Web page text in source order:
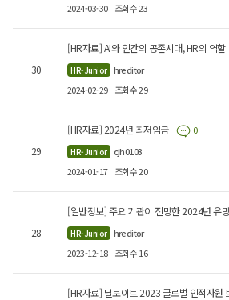
2024-03-30 조회수 23
30
[HR자료] AI와 인간의 공존시대, HR의 역할
HR-Junior hreditor
2024-02-29 조회수 29
29
[HR자료] 2024년 최저임금 0
HR-Junior cjh0103
2024-01-17 조회수 20
28
[일반정보] 주요 기관이 전망한 2024년 유
HR-Junior hreditor
2023-12-18 조회수 16
[HR자료] 딜로이트 2023 글로벌 인적자원